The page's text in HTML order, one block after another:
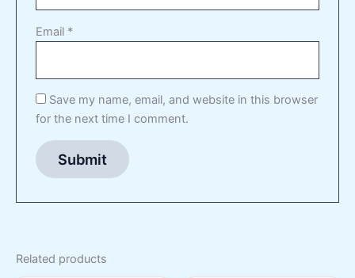
Email *
Save my name, email, and website in this browser
for the next time I comment.
Related products